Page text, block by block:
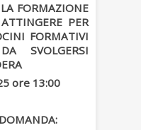
FORMAZIONE
PER
FORMATIVI
SVOLGERSI
ore 13:00